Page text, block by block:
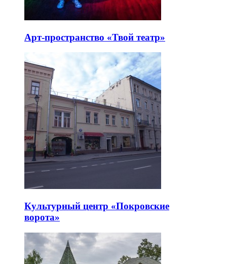
Арт-пространство «Твой театр»
Культурный центр «Покровские
ворота»